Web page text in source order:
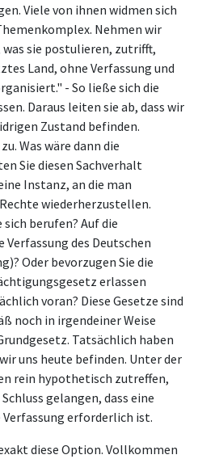
Viele von ihnen widmen sich
Nehmen wir
sie postulieren, zutrifft,
Land, ohne Verfassung und
- So ließe sich die
Daraus leiten sie ab, dass wir
Zustand befinden.
Was wäre dann die
Sie diesen Sachverhalt
Instanz, an die man
wiederherzustellen.
berufen? Auf die
Verfassung des Deutschen
Oder bevorzugen Sie die
erlassen
voran? Diese Gesetze sind
noch in irgendeiner Weise
Tatsächlich haben
uns heute befinden. Unter der
rein hypothetisch zutreffen,
gelangen, dass eine
erforderlich ist.
diese Option. Vollkommen